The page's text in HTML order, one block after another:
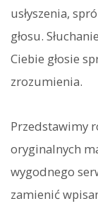
usłyszenia,
głosu.
Ciebie głosie
zrozumienia.
Przedstawimy
oryginalnych
wygodnego
zamienić